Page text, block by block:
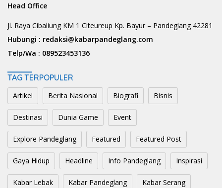
Head Office
Jl. Raya Cibaliung KM 1 Citeureup Kp. Bayur – Pandeglang 42281
Hubungi : redaksi@kabarpandeglang.com
Telp/Wa : 089523453136
TAG TERPOPULER
Artikel Berita Nasional Biografi Bisnis
Destinasi Dunia Game Event
Explore Pandeglang Featured Featured Post
Gaya Hidup Headline Info Pandeglang Inspirasi
Kabar Lebak Kabar Pandeglang Kabar Serang